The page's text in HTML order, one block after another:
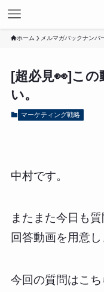
ホーム メルマガバックナンバ
[超必見👀]こ
い。
マーケティング戦略
中村です。
またまた今日も
回答動画を用意し
今回の質問はこち